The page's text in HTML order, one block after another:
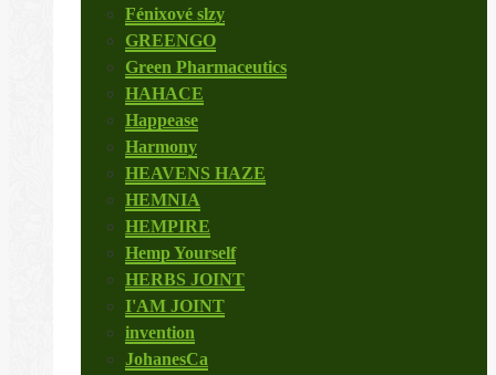
Fénixové slzy
GREENGO
Green Pharmaceutics
HAHACE
Happease
Harmony
HEAVENS HAZE
HEMNIA
HEMPIRE
Hemp Yourself
HERBS JOINT
I'AM JOINT
invention
JohanesCa